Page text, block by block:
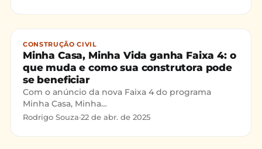
CONSTRUÇÃO CIVIL
Minha Casa, Minha Vida ganha Faixa 4: o
que muda e como sua construtora pode
se beneficiar
Com o anúncio da nova Faixa 4 do programa
Minha Casa, Minha
Vida(https://g1.globo.com/economia/noticia/2025/04/16/
Rodrigo Souza·22 de abr. de 2025